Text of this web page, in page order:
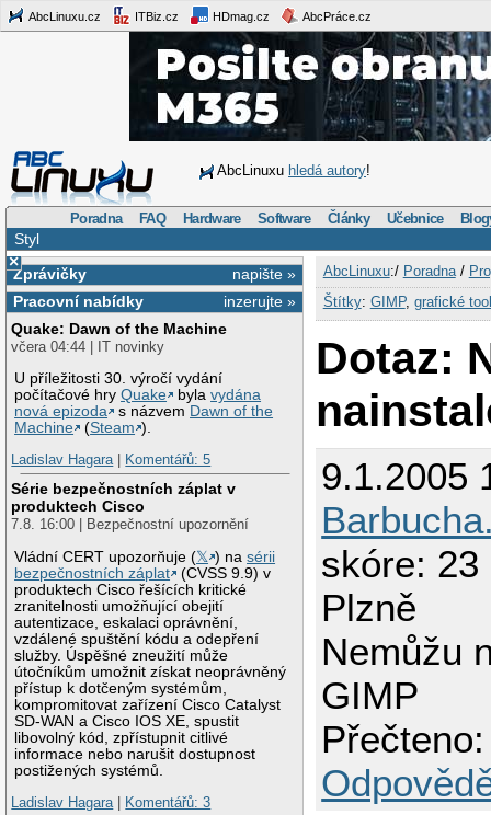
AbcLinuxu.cz ITBiz.cz HDmag.cz AbcPráce.cz
AbcLinuxu hledá autory!
Poradna FAQ Hardware Software Články Učebnice
Styl
×
napište »
Zprávičky
inzerujte »
Pracovní nabídky
Quake: Dawn of the Machine
včera 04:44 | IT novinky
U příležitosti 30. výročí vydání
počítačové hryQuake bylavydána
nová epizoda
s názvem Dawn of the
Machine
(Steam ).
Ladislav Hagara| Komentářů: 5
Série bezpečnostních záplat v
produktech Cisco
7.8. 16:00 | Bezpečnostní upozornění
Vládní CERT upozorňuje (𝕏 ) nasérii
bezpečnostních záplat
(CVSS 9.9) v
produktech Cisco řešících kritické
zranitelnosti umožňující obejití
autentizace, eskalaci oprávnění,
vzdálené spuštění kódu a odepření
služby. Úspěšné zneužití může
útočníkům umožnit získat neoprávněný
přístup k dotčeným systémům,
kompromitovat zařízení Cisco Catalyst
SD-WAN a Cisco IOS XE, spustit
libovolný kód, zpřístupnit citlivé
informace nebo narušit dostupnost
postižených systémů.
Ladislav Hagara| Komentářů: 3
AbcLinuxu:/ Poradna/
Štítky: GIMP, grafické
Dotaz:
9.1.2005
skóre:
Plzně
Nemůžu
GIMP